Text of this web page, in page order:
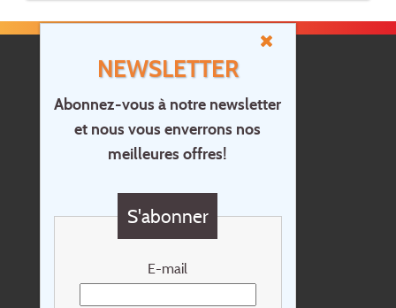
NEWSLETTER
Abonnez-vous à notre newsletter
et nous vous enverrons nos
meilleures offres!
S'abonner
E-mail
Accueil
Contact
Questions?
Newsletter